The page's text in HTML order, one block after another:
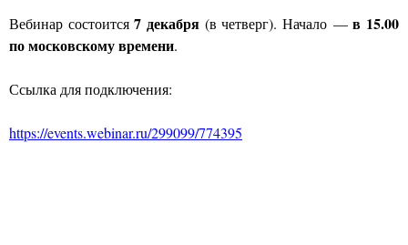
Вебинар состоится7 декабря (в четверг). Начало —в 15.00
по московскому времени.
Ссылка для подключения:
https://events.webinar.ru/299099/774395